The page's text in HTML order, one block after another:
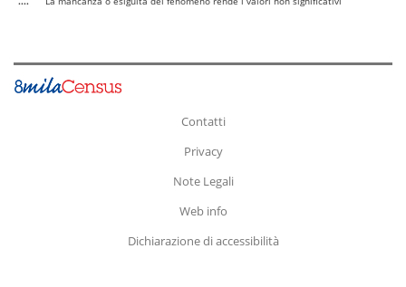
Contatti
Privacy
Note Legali
Web info
Dichiarazione di accessibilità